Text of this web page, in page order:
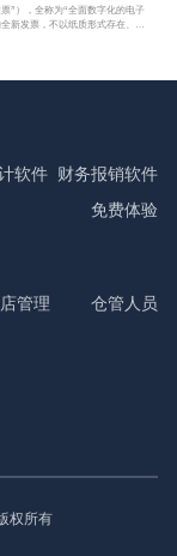
”），全称为“全面数字化的电子
新发票，不以纸质形式存在、不
软件
财务报销软件
免费体验
管理 仓管人员
权所有